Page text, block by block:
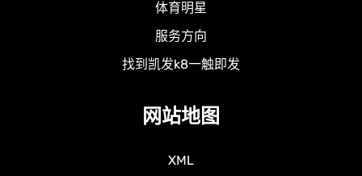
体育明星
服务方向
找到凯发k8一触即发
网站地图
XML